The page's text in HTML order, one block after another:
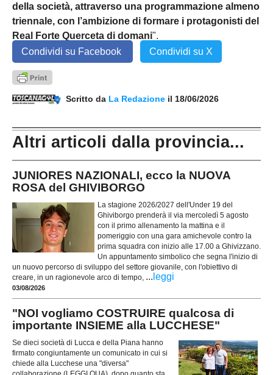
della società, attraverso una programmazione almeno
triennale, con l’ambizione di formare i protagonisti del
Real Forte Querceta di domani".
Condividi su Facebook
Condividi su X
Scritto da La Redazione il 18/06/2026
Altri articoli dalla provincia...
JUNIORES NAZIONALI, ecco la NUOVA
ROSA del GHIVIBORGO
La stagione 2026/2027 dell'Under 19 del
Ghiviborgo prenderà il via mercoledì 5 agosto
con il primo allenamento la mattina e il
pomeriggio con una gara amichevole contro la
prima squadra con inizio alle 17.00 a Ghivizzano.
Un appuntamento simbolico che segna l'inizio di
un nuovo percorso di sviluppo del settore giovanile, con l'obiettivo di
creare, in un ragionevole arco di tempo, ... leggi
03/08/2026
"NOI vogliamo COSTRUIRE qualcosa di
importante INSIEME alla LUCCHESE"
Se dieci società di Lucca e della Piana hanno
firmato congiuntamente un comunicato in cui si
chiede alla Lucchese una "diversa"